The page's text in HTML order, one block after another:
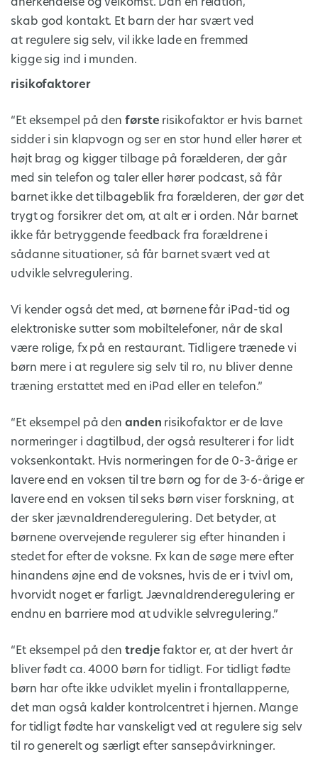
anerkendelse og velkomst. Dan en relation,
skab god kontakt. Et barn der har svært ved
at regulere sig selv, vil ikke lade en fremmed
kigge sig ind i munden.
risikofaktorer
“Et eksempel på den første risikofaktor er hvis barnet
sidder i sin klapvogn og ser en stor hund eller hører et
højt brag og kigger tilbage på forælderen, der går
med sin telefon og taler eller hører podcast, så får
barnet ikke det tilbageblik fra forælderen, der gør det
trygt og forsikrer det om, at alt er i orden. Når barnet
ikke får betryggende feedback fra forældrene i
sådanne situationer, så får barnet svært ved at
udvikle selvregulering.
Vi kender også det med, at børnene får iPad-tid og
elektroniske sutter som mobiltelefoner, når de skal
være rolige, fx på en restaurant. Tidligere trænede vi
børn mere i at regulere sig selv til ro, nu bliver denne
træning erstattet med en iPad eller en telefon.”
“Et eksempel på den anden risikofaktor er de lave
normeringer i dagtilbud, der også resulterer i for lidt
voksenkontakt. Hvis normeringen for de 0-3-årige er
lavere end en voksen til tre børn og for de 3-6-årige er
lavere end en voksen til seks børn viser forskning, at
der sker jævnaldrenderegulering. Det betyder, at
børnene overvejende regulerer sig efter hinanden i
stedet for efter de voksne. Fx kan de søge mere efter
hinandens øjne end de voksnes, hvis de er i tvivl om,
hvorvidt noget er farligt. Jævnaldrenderegulering er
endnu en barriere mod at udvikle selvregulering.”
“Et eksempel på den tredjefaktor er, at der hvert år
bliver født ca. 4000 børn for tidligt. For tidligt fødte
børn har ofte ikke udviklet myelin i frontallapperne,
det man også kalder kontrolcentret i hjernen. Mange
for tidligt fødte har vanskeligt ved at regulere sig selv
til ro generelt og særligt efter sansepåvirkninger.